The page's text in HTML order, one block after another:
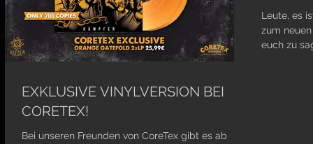
EXKLUSIVE VINYLVERSION BEI
CORETEX!
Bei unseren Freunden von CoreTex gibt es ab
Leute, es
zum
euch zu